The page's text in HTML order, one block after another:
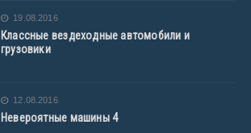
19.08.2016
Классные вездеходные автомобили и
грузовики
12.08.2016
Невероятные машины 4